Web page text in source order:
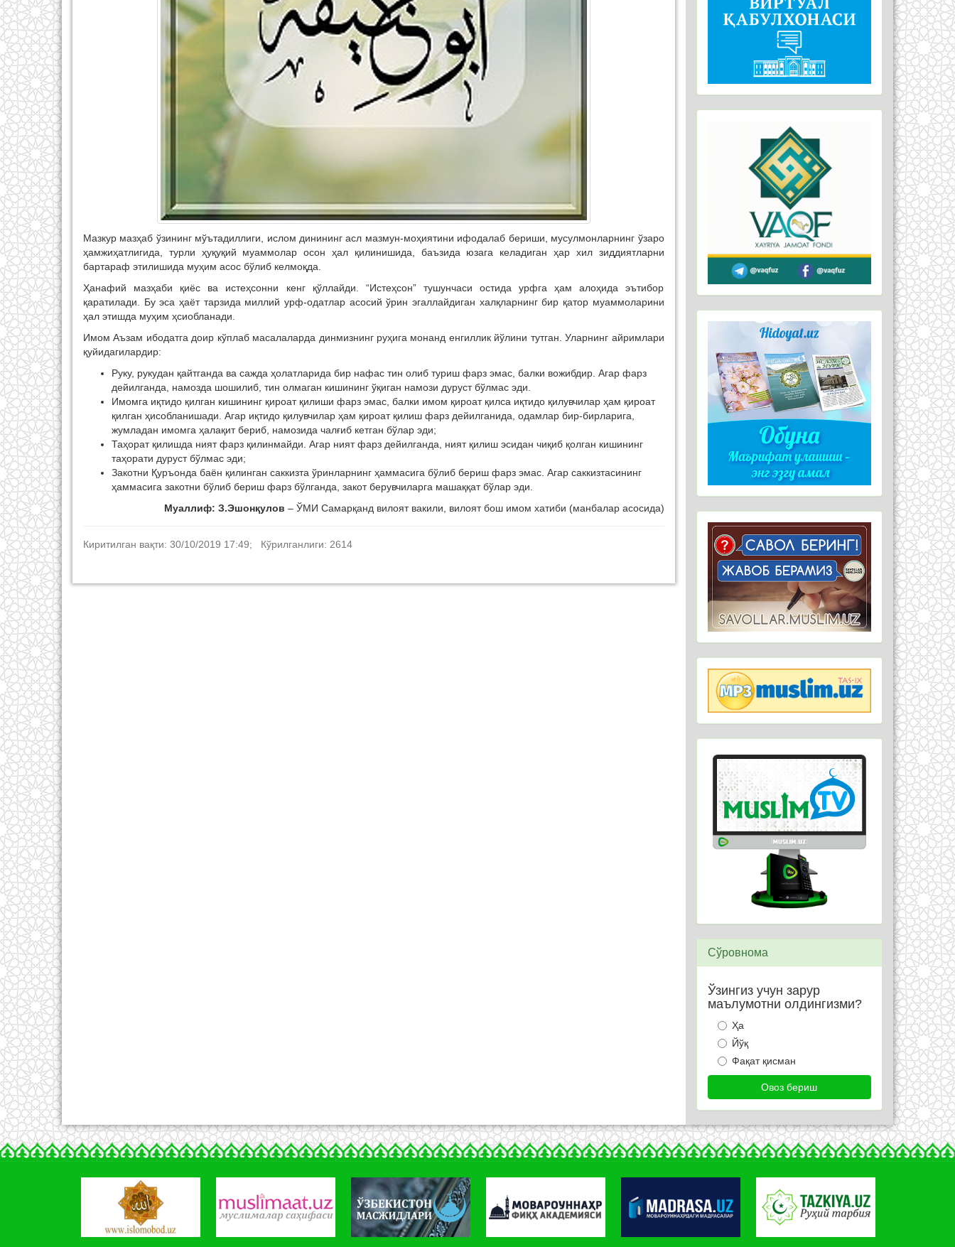
Мазкур мазҳаб ўзининг мўътадиллиги, ислом динининг асл мазмун-моҳиятини ифодалаб бериши, мусулмонларнинг ўзаро
ҳамжиҳатлигида, турли ҳуқуқий муаммолар осон ҳал қилинишида, баъзида юзага келадиган ҳар хил зиддиятларни
бартараф этилишида муҳим асос бўлиб келмоқда.
Ҳанафий мазҳаби қиёс ва истеҳсонни кенг қўллайди. “Истеҳсон” тушунчаси остида урфга ҳам алоҳида эътибор
қаратилади. Бу эса ҳаёт тарзида миллий урф-одатлар асосий ўрин эгаллайдиган халқларнинг бир қатор муаммоларини
ҳал этишда муҳим ҳсиобланади.
Имом Аъзам ибодатга доир кўплаб масалаларда динмизнинг руҳига монанд енгиллик йўлини тутган. Уларнинг айримлари
қуйидагилардир:
Руку, рукудан қайтганда ва сажда ҳолатларида бир нафас тин олиб туриш фарз эмас, балки вожибдир. Агар фарз
дейилганда, намозда шошилиб, тин олмаган кишининг ўқиган намози дуруст бўлмас эди.
Имомга иқтидо қилган кишининг қироат қилиши фарз эмас, балки имом қироат қилса иқтидо қилувчилар ҳам қироат
қилган ҳисобланишади. Агар иқтидо қилувчилар ҳам қироат қилиш фарз дейилганида, одамлар бир-бирларига,
жумладан имомга ҳалақит бериб, намозида чалғиб кетган бўлар эди;
Таҳорат қилишда ният фарз қилинмайди. Агар ният фарз дейилганда, ният қилиш эсидан чиқиб қолган кишининг
таҳорати дуруст бўлмас эди;
Закотни Қуръонда баён қилинган саккизта ўринларнинг ҳаммасига бўлиб бериш фарз эмас. Агар саккизтасининг
ҳаммасига закотни бўлиб бериш фарз бўлганда, закот берувчиларга машаққат бўлар эди.
Муаллиф: З.Эшонқулов – ЎМИ Самарқанд вилоят вакили, вилоят бош имом хатиби (манбалар асосида)
Киритилган вақти: 30/10/2019 17:49; Кўрилганлиги: 2614
Сўровнома
Ўзингиз учун зарур
маълумотни олдингизми?
Ҳа
Йўқ
Фақат қисман